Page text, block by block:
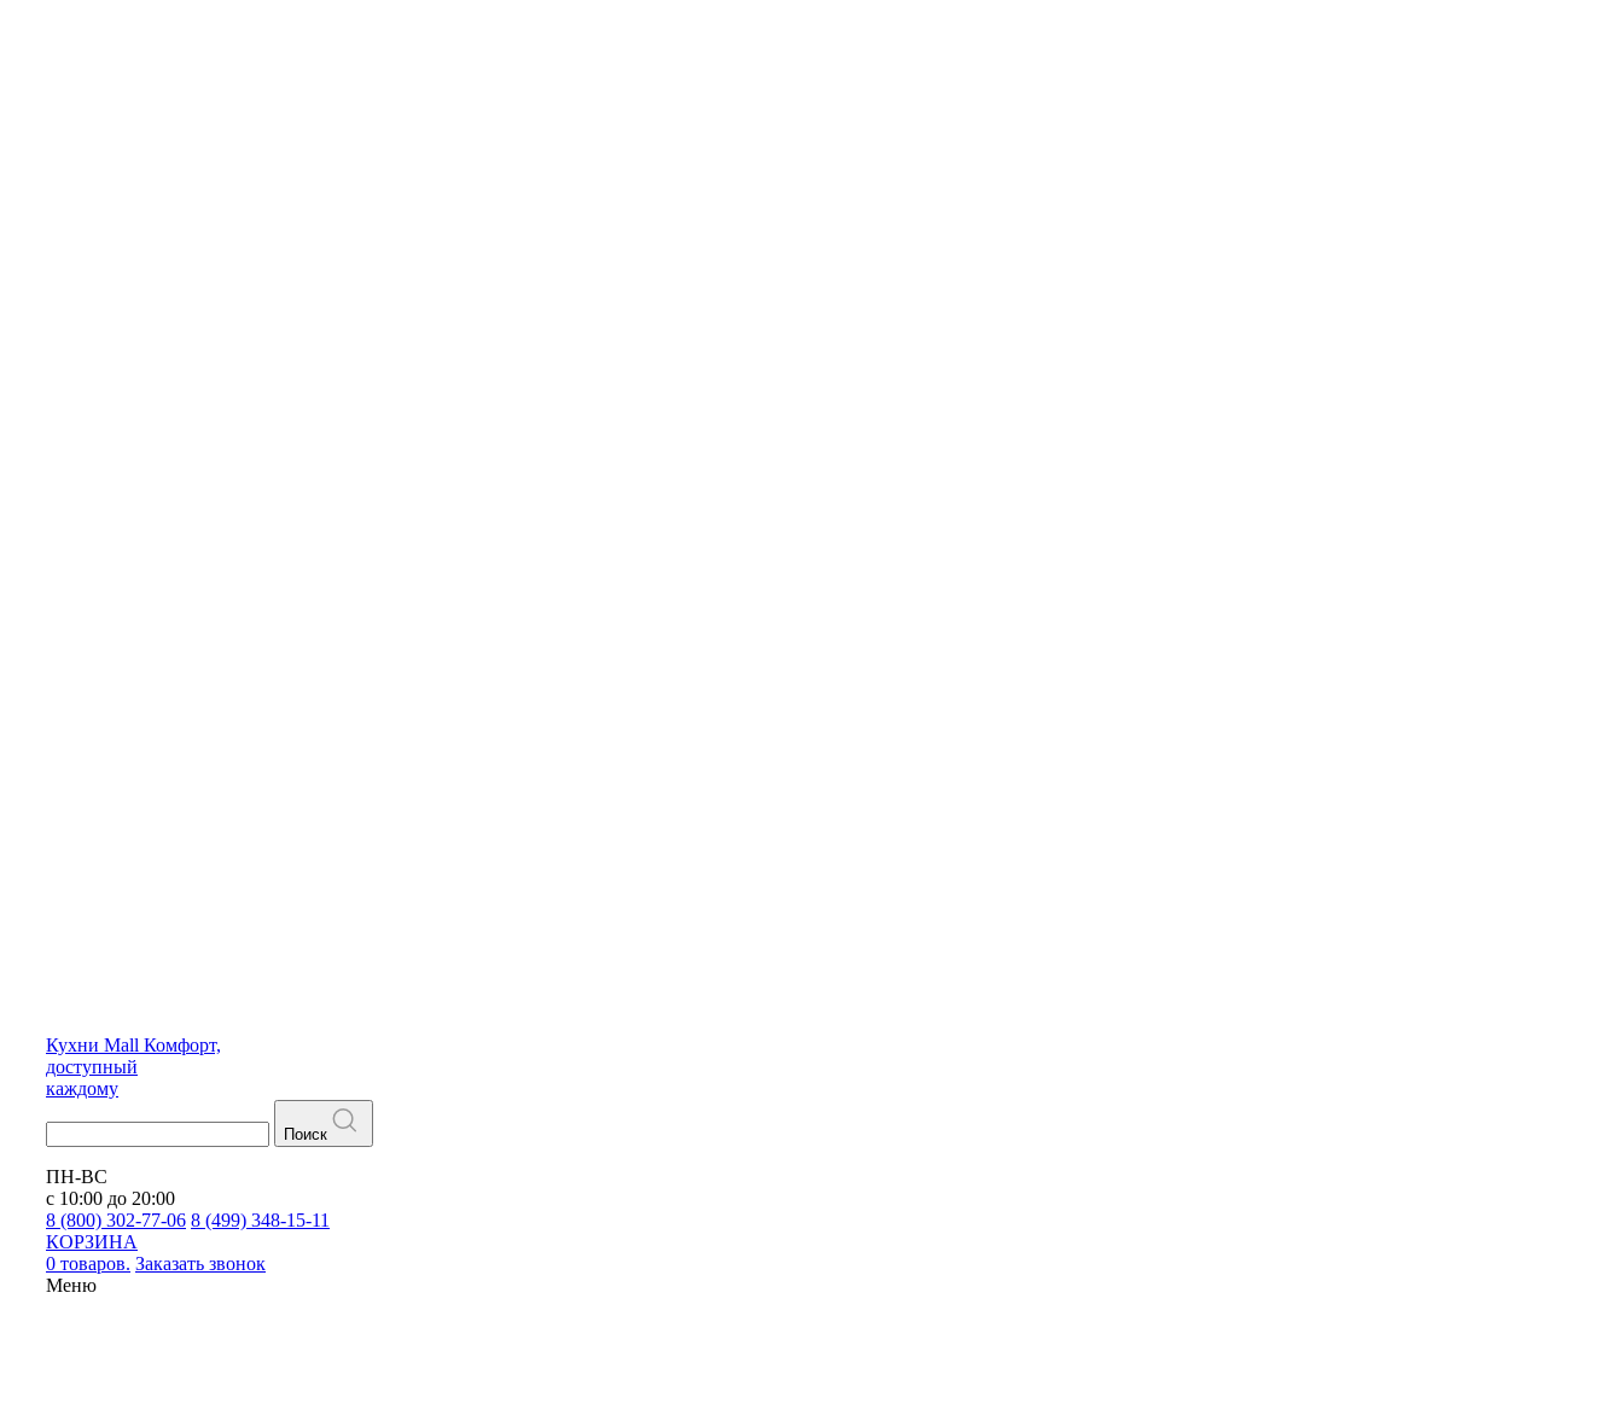
Кухни Mall Комфорт,
доступный
каждому
Поиск
ПН-ВС
с 10:00 до 20:00
8 (800) 302-77-06 8 (499) 348-15-11
КОРЗИНА
0 товаров. Заказать звонок
Меню